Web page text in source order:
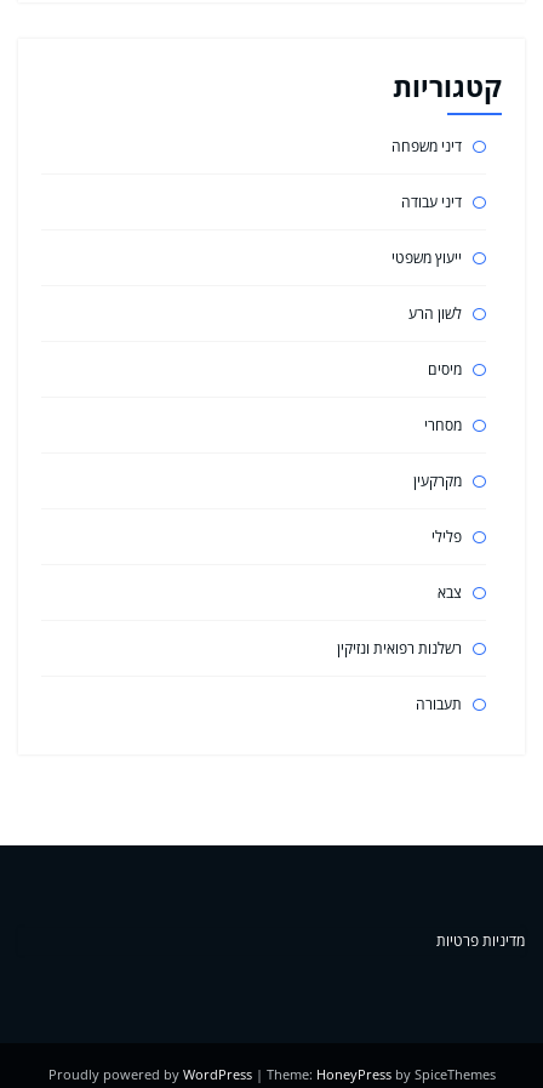
קטגוריות
דיני משפחה
דיני עבודה
ייעוץ משפטי
לשון הרע
מיסים
מסחרי
מקרקעין
פלילי
צבא
רשלנות רפואית ונזיקין
תעבורה
מדיניות פרטיות
Proudly powered by WordPress| Theme: HoneyPressby SpiceThemes